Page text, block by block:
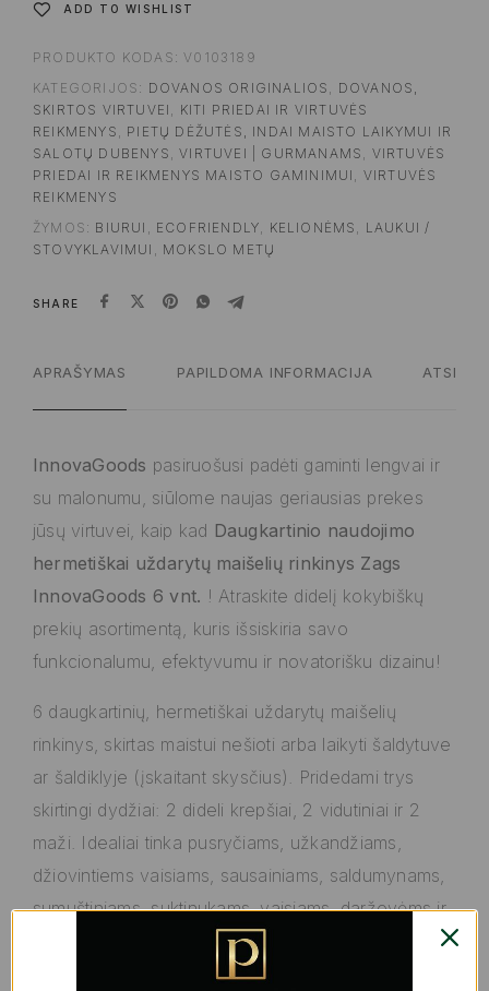
ADD TO WISHLIST
PRODUKTO KODAS:V0103189
KATEGORIJOS: DOVANOS ORIGINALIOS
DOVANOS,
SKIRTOS VIRTUVEI
KITI PRIEDAI IR VIRTUVĖS
REIKMENYS
PIETŲ DĖŽUTĖS, INDAI MAISTO LAIKYMUI IR
SALOTŲ DUBENYS
,VIRTUVEI | GURMANAMS
VIRTUVĖS
PRIEDAI IR REIKMENYS MAISTO GAMINIMUI
VIRTUVĖS
REIKMENYS
ŽYMOS: BIURUI ECOFRIENDLY KELIONĖMS
LAUKUI /
STOVYKLAVIMUI
MOKSLO METŲ
SHARE
APRAŠYMAS PAPILDOMA INFORMACIJA
InnovaGoods pasiruošusi padėti gaminti lengvai ir
su malonumu, siūlome naujas geriausias prekes
jūsų virtuvei, kaip kad Daugkartinio naudojimo
hermetiškai uždarytų maišelių rinkinys Zags
InnovaGoods 6 vnt. ! Atraskite didelį kokybiškų
prekių asortimentą, kuris išsiskiria savo
funkcionalumu, efektyvumu ir novatorišku dizainu!
6 daugkartinių, hermetiškai uždarytų maišelių
rinkinys, skirtas maistui nešioti arba laikyti šaldytuve
ar šaldiklyje (įskaitant skysčius). Pridedami trys
skirtingi dydžiai: 2 dideli krepšiai, 2 vidutiniai ir 2
maži. Idealiai tinka pusryčiams, užkandžiams,
džiovintiems vaisiams, sausainiams, saldumynams,
sumuštiniams, suktinukams, vaisiams, daržovėms ir
kitam maistui. Tai ekonomiškesnė ir ekologiškesnė
alavo folijos arba vienkartinių, teršiančių plastikinių